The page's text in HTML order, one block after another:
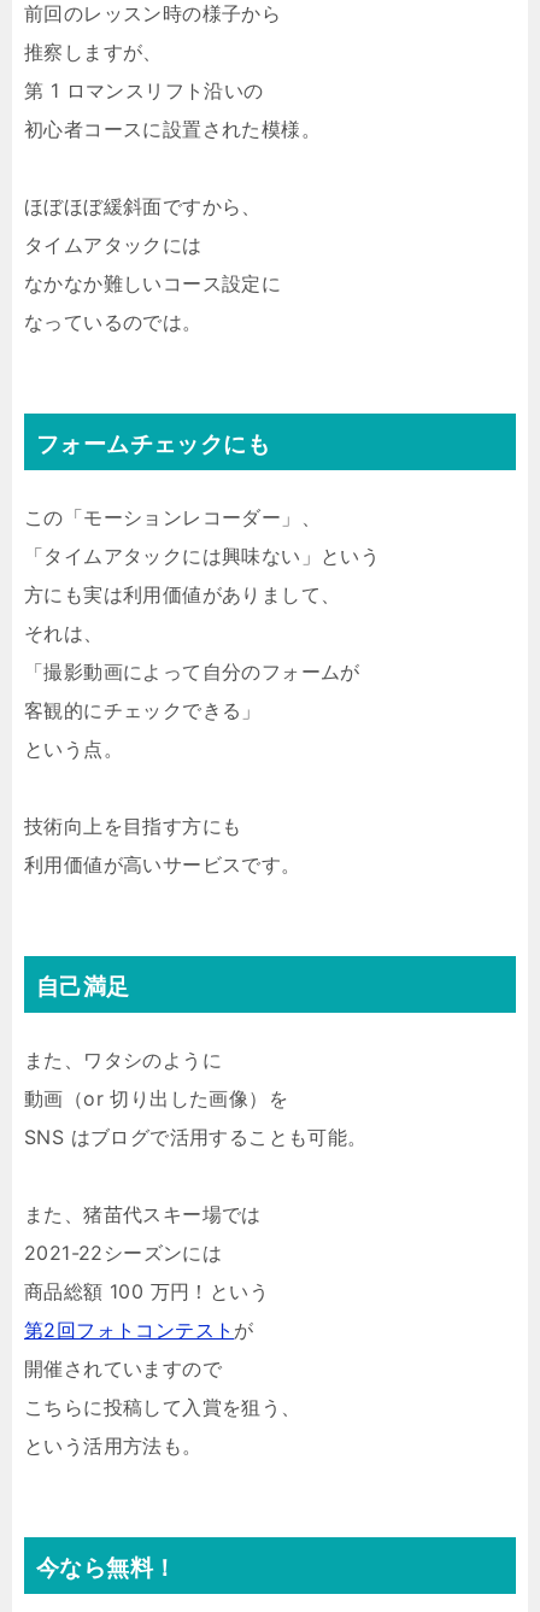
前回のレッスン時の様子から
推察しますが、
第 1 ロマンスリフト沿いの
初心者コースに設置された模様。
ほぼほぼ緩斜面ですから、
タイムアタックには
なかなか難しいコース設定に
なっているのでは。
フォームチェックにも
この「モーションレコーダー」、
「タイムアタックには興味ない」という
方にも実は利用価値がありまして、
それは、
「撮影動画によって自分のフォームが
客観的にチェックできる」
という点。
技術向上を目指す方にも
利用価値が高いサービスです。
自己満足
また、ワタシのように
動画（or 切り出した画像）を
SNS はブログで活用することも可能。
また、猪苗代スキー場では
2021-22シーズンには
商品総額 100 万円！という
第2回フォトコンテスト が
開催されていますので
こちらに投稿して入賞を狙う、
という活用方法も。
今なら無料！